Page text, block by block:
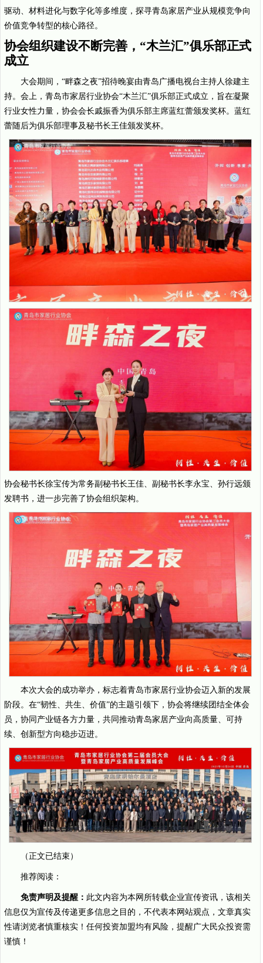
驱动、材料进化与数字化等多维度，探寻青岛家居产业从规模竞争向
价值竞争转型的核心路径。
协会组织建设不断完善，“木兰汇”俱乐部正式
成立
大会期间，“畔森之夜”招待晚宴由青岛广播电视台主持人徐建主
持。会上，青岛市家居行业协会“木兰汇”俱乐部正式成立，旨在凝聚
行业女性力量，协会会长戚振香为俱乐部主席蓝红蕾颁发奖杯。蓝红
蕾随后为俱乐部理事及秘书长王佳颁发奖杯。
协会秘书长徐宝传为常务副秘书长王佳、副秘书长李永宝、孙行远颁
发聘书，进一步完善了协会组织架构。
本次大会的成功举办，标志着青岛市家居行业协会迈入新的发展
阶段。在“韧性、共生、价值”的主题引领下，协会将继续团结全体会
员，协同产业链各方力量，共同推动青岛家居产业向高质量、可持
续、创新型方向稳步迈进。
（正文已结束）
推荐阅读：
免责声明及提醒： 此文内容为本网所转载企业宣传资讯，该相关
信息仅为宣传及传递更多信息之目的，不代表本网站观点，文章真实
性请浏览者慎重核实！任何投资加盟均有风险，提醒广大民众投资需
谨慎！